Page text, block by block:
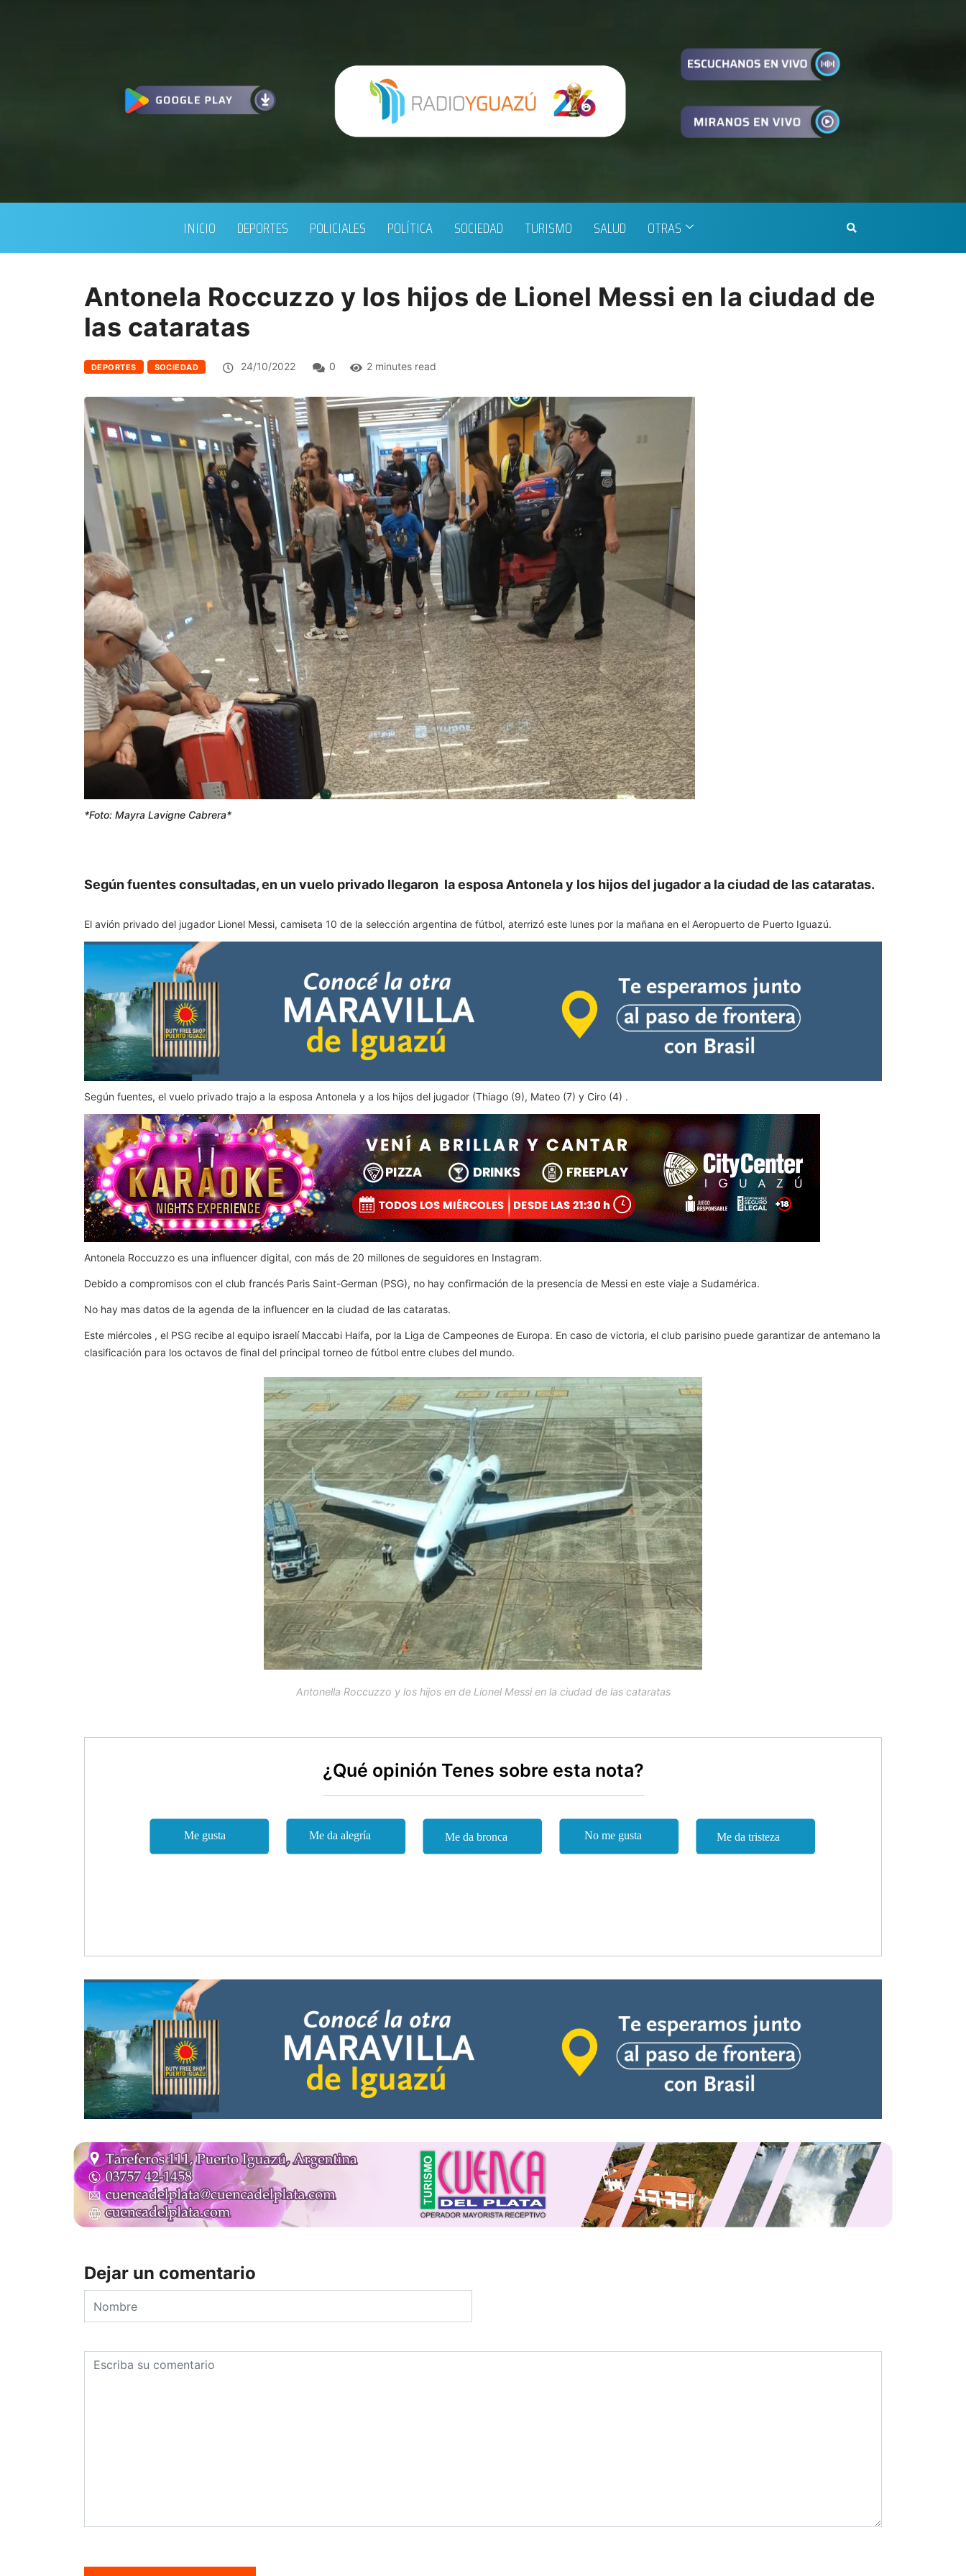
INICIO DEPORTES POLICIALES POLÍTICA SOCIEDAD TURISMO SALUD OTRAS
Antonela Roccuzzo y los hijos de Lionel Messi en la ciudad de
las cataratas
DEPORTES SOCIEDAD 24/10/2022 0 2 minutes read
*Foto: Mayra Lavigne Cabrera*
Según fuentes consultadas, en un vuelo privado llegaron la esposa Antonela y los hijos del jugador a la ciudad de las cataratas.
El avión privado del jugador Lionel Messi, camiseta 10 de la selección argentina de fútbol, ​​aterrizó este lunes por la mañana en el Aeropuerto de Puerto Iguazú.
Según fuentes, el vuelo privado trajo a la esposa Antonela y a los hijos del jugador (Thiago (9), Mateo (7) y Ciro (4) .
Antonela Roccuzzo es una influencer digital, con más de 20 millones de seguidores en Instagram.
Debido a compromisos con el club francés Paris Saint-German (PSG), no hay confirmación de la presencia de Messi en este viaje a Sudamérica.
No hay mas datos de la agenda de la influencer en la ciudad de las cataratas.
Este miércoles , el PSG recibe al equipo israelí Maccabi Haifa, por la Liga de Campeones de Europa. En caso de victoria, el club parisino puede garantizar de antemano la
clasificación para los octavos de final del principal torneo de fútbol entre clubes del mundo.
Antonella Roccuzzo y los hijos en de Lionel Messi en la ciudad de las cataratas
¿Qué opinión Tenes sobre esta nota?
Dejar un comentario